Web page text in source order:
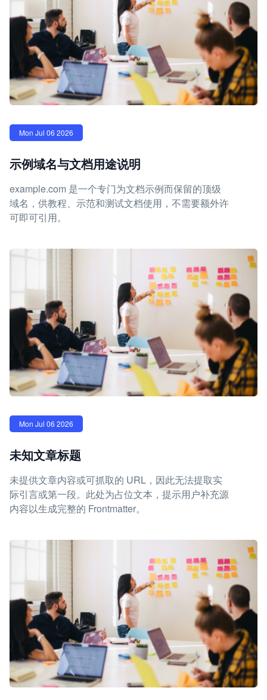
Mon Jul 06 2026
示例域名与文档用途说明
example.com 是一个专门为文档示例而保留的顶级
域名，供教程、示范和测试文档使用，不需要额外许
可即可引用。
Mon Jul 06 2026
未知文章标题
未提供文章内容或可抓取的 URL，因此无法提取实
际引言或第一段。此处为占位文本，提示用户补充源
内容以生成完整的 Frontmatter。